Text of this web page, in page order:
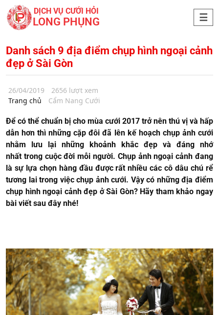
DỊCH VỤ CƯỚI HỎI
LONG PHỤNG
Danh sách 9 địa điểm chụp hình ngoại cảnh
đẹp ở Sài Gòn
26/04/2019
2656 lượt xem
Trang chủ
Cẩm Nang Cưới
Để có thể chuẩn bị cho mùa cưới 2017 trở nên thú vị và hấp
dẫn hơn thì những cặp đôi đã lên kế hoạch chụp ảnh cưới
nhằm lưu lại những khoảnh khắc đẹp và đáng nhớ
nhất trong cuộc đời mỗi người. Chụp ảnh ngoại cảnh đang
là sự lựa chọn hàng đầu được rất nhiều các cô dâu chú rể
tương lai trong việc chụp ảnh cưới. Vậy có những địa điểm
chụp hình ngoại cảnh đẹp ở Sài Gòn? Hãy tham khảo ngay
bài viết sau đây nhé!